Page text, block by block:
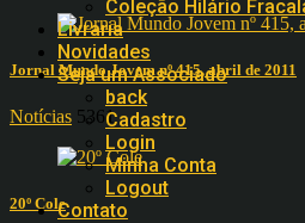
Coleção Hilário
Livraria
Novidades
Seja um Associado
back
Cadastro
Login
Minha Conta
Logout
Contato
Jornal Mundo Jovem nº 415, abril de 2011
Notícias 5361
20º Cole